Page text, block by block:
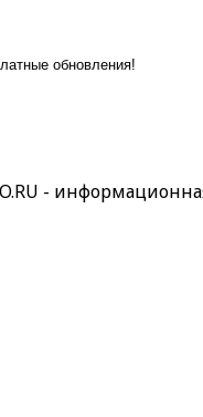
обновления!
-